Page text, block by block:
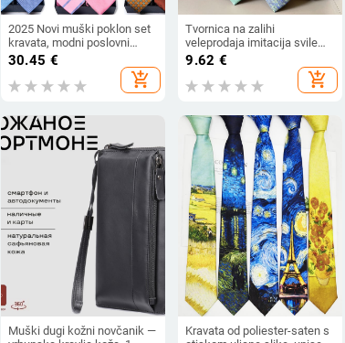
2025 Novi muški poklon set
kravata, modni poslovni
jednobojni žakard kravata,
kvadratni šal, prekogranična
vruća rasprodaja
30.45 €
add_shopping_cart
Tvornica na zalihi
veleprodaja imitacija svile
tiskana kravata Van Gogh
uljana slika serija kravata
antikna američka retro
9.62 €
add_shopping_cart
Muški dugi kožni novčanik —
Kravata od poliester-saten s